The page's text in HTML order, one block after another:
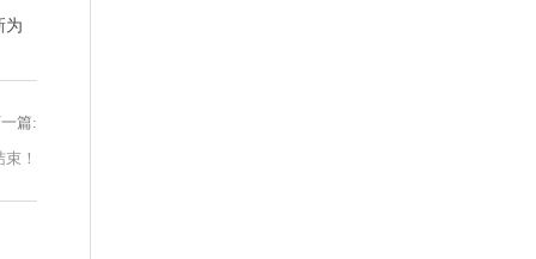
为
篇:
！